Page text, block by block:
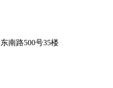
南路500号35楼